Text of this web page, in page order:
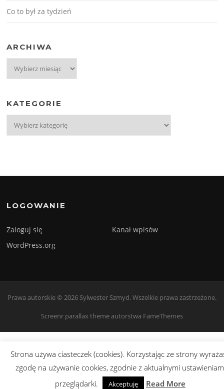
Co to był za tydzień
ARCHIWA
KATEGORIE
LOGOWANIE
Zaloguj się
Kanał wpisów
WordPress.org
Prawa autorskie © 2026 Sylwester Szmyd. Wszelkie prawa zastrzeżone.
Screenr parallax themeautorstwa FameThemes
Strona używa ciasteczek (cookies). Korzystając ze strony
zgodę na używanie cookies, zgodnie z aktualnymi
przeglądarki.
Akceptuję Read More